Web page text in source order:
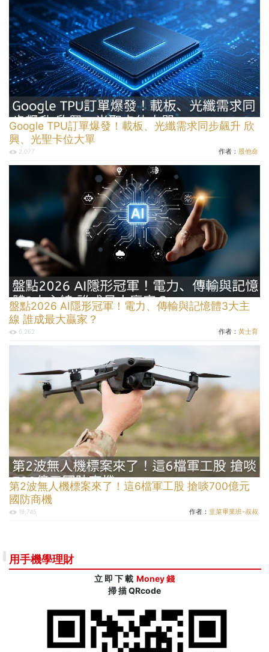
Google TPU訂單爆發！載板、光纖需求同步飆升 欣
興、光聖卡位大單
2,077 作者： 股他命
盤點2026 AI隱形冠軍！電力、傳輸與記憶體3大主
線 誰成最大贏家？
6,262 作者： 黃士育
第2波無人機標案來了！這6檔軍工股 搶啖700億元
國防商機
19,745 作者： 韭菜畢業班-叔叔
用手機學理財
立 即 下 載 Money 錢
掃 描 QRcode